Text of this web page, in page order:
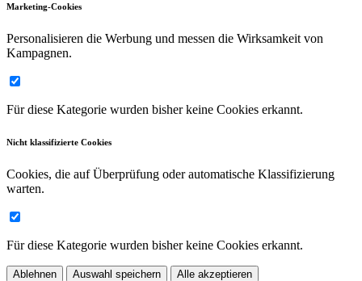
Marketing-Cookies
Personalisieren die Werbung und messen die Wirksamkeit von
Kampagnen.
Für diese Kategorie wurden bisher keine Cookies erkannt.
Nicht klassifizierte Cookies
Cookies, die auf Überprüfung oder automatische Klassifizierung
warten.
Für diese Kategorie wurden bisher keine Cookies erkannt.
Ablehnen Auswahl speichern Alle akzeptieren